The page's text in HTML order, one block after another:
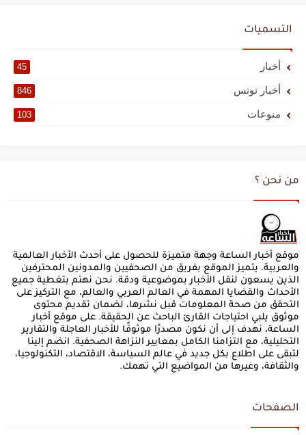
التسميات
أخبار 45
أخبار تونس 846
منوعات 103
من نحن ؟
موقع أخبار الساعة وجهة متميزة للحصول على أحدث الأخبار العالمية
والعربية. يتميز الموقع بفريق من الصحفيين والمدونين المحترفين
الذين يسعون لنقل الأخبار بموضوعية ودقة. نحن نهتم بتغطية جميع
الأحداث والقضايا المهمة في العالم العربي والعالم، مع التركيز على
التحقق من صحة المعلومات قبل نشرها، لضمان تقديم محتوى
موثوق يلبي احتياجات القارئ الباحث عن الحقيقة. على موقع أخبار
الساعة، نهدف إلى أن نكون مصدرًا موثوقًا للأخبار العاجلة والتقارير
التحليلية، مع التزامنا الكامل بمعايير النزاهة الصحفية. انضم إلينا
لتبقى على اطلاع بكل جديد في عالم السياسة، الاقتصاد، التكنولوجيا،
والثقافة، وغيرها من المواضيع التي تهمك.
الصفحات